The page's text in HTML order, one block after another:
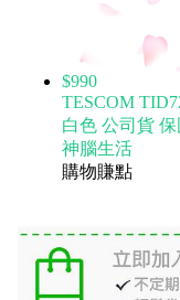
$990
TESCOM
白色 公司貨
神腦生活
購物賺點